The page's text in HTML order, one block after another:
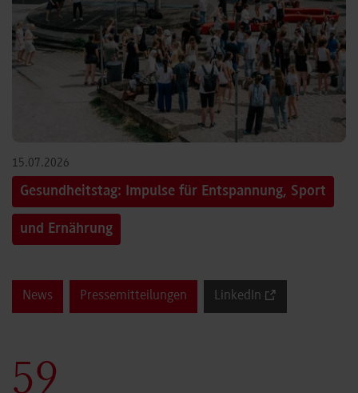
15.07.2026
Gesundheitstag: Impulse für Entspannung, Sport
und Ernährung
News Pressemitteilungen LinkedIn
60